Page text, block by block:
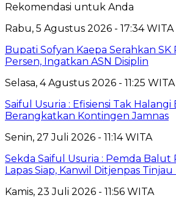
Rekomendasi untuk Anda
Rabu, 5 Agustus 2026 - 17:34 WITA
Bupati Sofyan Kaepa Serahkan SK
Persen, Ingatkan ASN Disiplin
Selasa, 4 Agustus 2026 - 11:25 WITA
Saiful Usuria : Efisiensi Tak
Berangkatkan Kontingen Jamnas
Senin, 27 Juli 2026 - 11:14 WITA
Sekda Saiful Usuria : Pemda Balut
Lapas Siap, Kanwil Ditjenpas Tinjau
Kamis, 23 Juli 2026 - 11:56 WITA